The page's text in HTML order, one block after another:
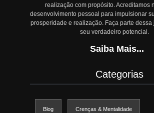
realização com propósito. Acreditamos
desenvolvimento pessoal para impulsionar
prosperidade e realização. Faça parte
seu verdadeiro potencial.
Saiba Mais...
Categorias
Blog Crenças & Mentalidade